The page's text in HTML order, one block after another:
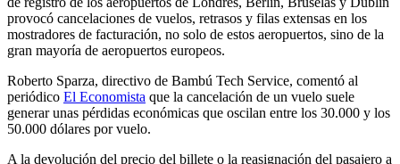
provocó cancelaciones de vuelos, retrasos y filas extensas en los
mostradores de facturación, no solo de estos aeropuertos, sino de la
gran mayoría de aeropuertos europeos.
Roberto Sparza, directivo de Bambú Tech Service, comentó al
periódico El Economista que la cancelación de un vuelo suele
generar unas pérdidas económicas que oscilan entre los 30.000 y los
50.000 dólares por vuelo.
A la devolución del precio del billete o la reasignación del pasajero a